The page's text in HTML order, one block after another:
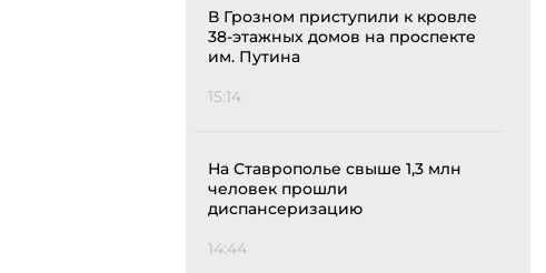
В Грозном приступили к кровле
38-этажных домов на проспекте
им. Путина
15:14
На Ставрополье свыше 1,3 млн
человек прошли
диспансеризацию
14:44